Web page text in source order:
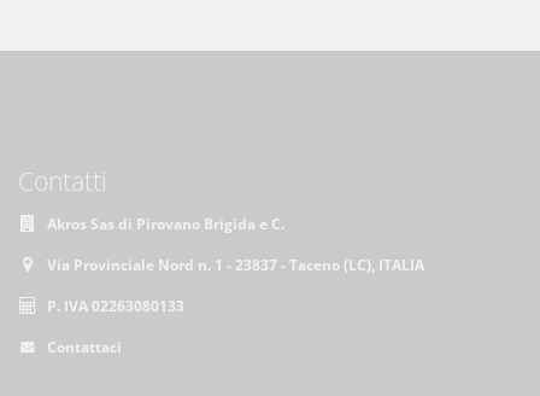
Contatti
Akros Sas di Pirovano Brigida e C.
Via Provinciale Nord n. 1 - 23837 - Taceno (LC), ITALIA
P. IVA 02263080133
Contattaci